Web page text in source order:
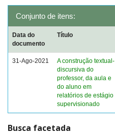
Conjunto de itens:
Data do
documento
Título
31-Ago-2021
A construção textual-
discursiva do
professor, da aula e
do aluno em
relatórios de estágio
supervisionado
Busca facetada